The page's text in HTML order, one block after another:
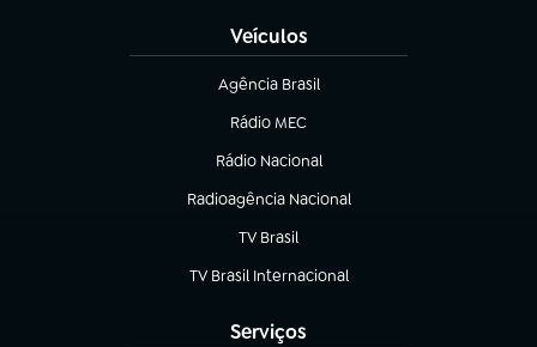
Veículos
Agência Brasil
(abre em nova aba)
Rádio MEC
Rádio Nacional
(abre em nova aba)
Radioagência Nacional
(abre em nova aba)
TV Brasil
(abre em nova aba)
TV Brasil Internacional
(abre em nova aba)
Serviços